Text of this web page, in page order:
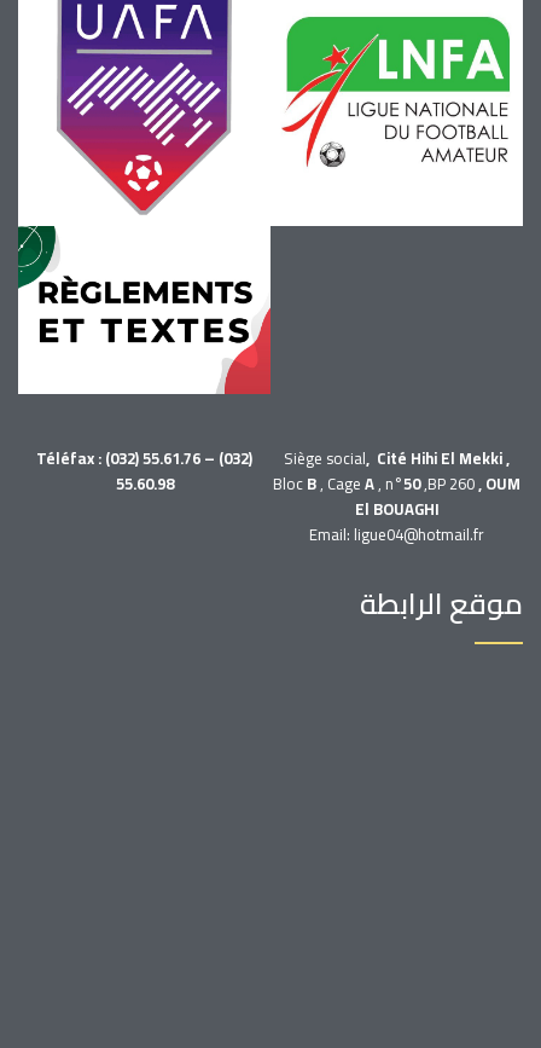
Siège social, Cité Hihi El Mekki ,
BlocB, CageA, n°50,BP 260, OUM
El BOUAGHI
Téléfax : (032) 55.61.76 – (032)
55.60.98
Email: ligue04@hotmail.fr
موقع الرابطة